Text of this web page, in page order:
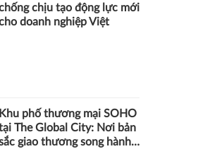
chịu tạo động lực mới
doanh nghiệp Việt
Khu phố thương mại SOHO
The Global City: Nơi bản
giao thương song hành